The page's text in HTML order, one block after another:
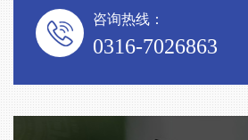
咨询热线：
0316-7026863